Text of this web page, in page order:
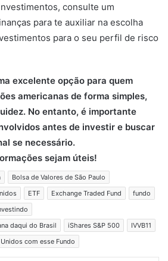
consulte um
para te auxiliar na escolha
para o seu perfil de risco
excelente opção para quem
americanas de forma simples,
No entanto, é importante
antes de investir e buscar
se necessário.
sejam úteis!
Bolsa de Valores de São Paulo
ETF Exchange Traded Fund
fundo
daqui do Brasil
iShares S&P 500
IVVB11
com esse Fundo